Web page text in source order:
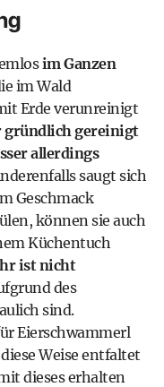
im Ganzen
im Wald
Erde verunreinigt
gründlich gereinigt
allerdings
saugt sich
Geschmack
können sie auch
Küchentuch
ist nicht
des
sind.
Eierschwammerl
Weise entfaltet
dieses erhalten